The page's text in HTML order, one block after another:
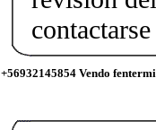
+56932145854 Vendo